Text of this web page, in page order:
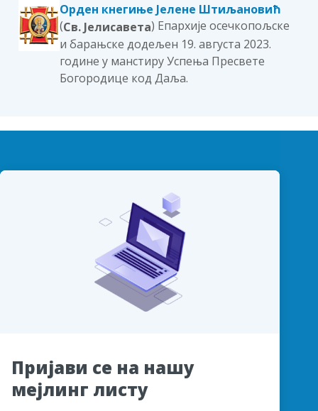
Орден кнегиње Јелене Штиљановић
(Св. Јелисавета) Епархије осечкопољске
и барањске додељен 19. августа 2023.
године у манстиру Успења Пресвете
Богородице код Даља.
Пријави се на нашу
мејлинг листу